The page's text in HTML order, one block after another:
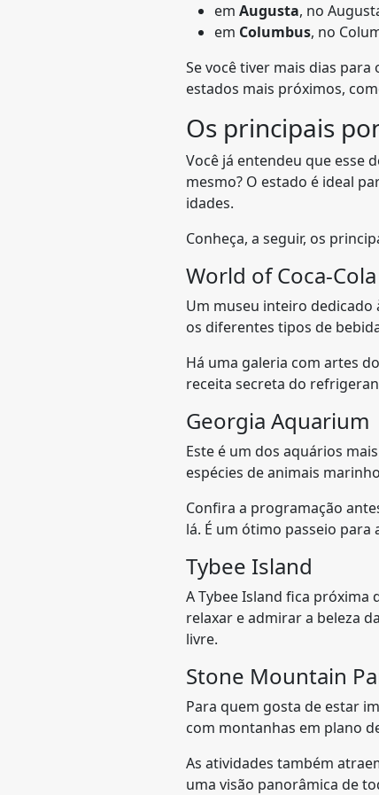
emAugusta, no
em Columbus, no
Se você tiver mais dias
estados mais próximos,
Os principais
Você já entendeu que esse
mesmo? O estado é ideal
idades.
Conheça, a seguir, os
World of Coca-Cola
Um museu inteiro
os diferentes tipos de
Há uma galeria com artes
receita secreta do
Georgia Aquarium
Este é um dos aquários
espécies de animais
Confira a programação
lá. É um ótimo passeio para
Tybee Island
A Tybee Island fica próxima
relaxar e admirar a beleza
livre.
Stone Mountain
Para quem gosta de estar
com montanhas em plano
As atividades também
uma visão panorâmica de